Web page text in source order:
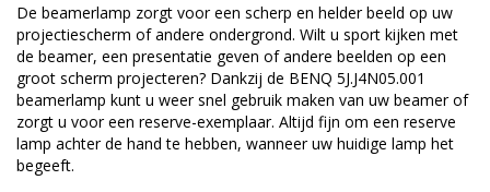
De beamerlamp zorgt voor een scherp en helder beeld op uw
projectiescherm of andere ondergrond. Wilt u sport kijken met
de beamer, een presentatie geven of andere beelden op een
groot scherm projecteren? Dankzij de BENQ 5J.J4N05.001
beamerlamp kunt u weer snel gebruik maken van uw beamer of
zorgt u voor een reserve-exemplaar. Altijd fijn om een reserve
lamp achter de hand te hebben, wanneer uw huidige lamp het
begeeft.